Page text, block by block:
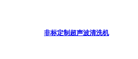
非标定制超声波清洗机